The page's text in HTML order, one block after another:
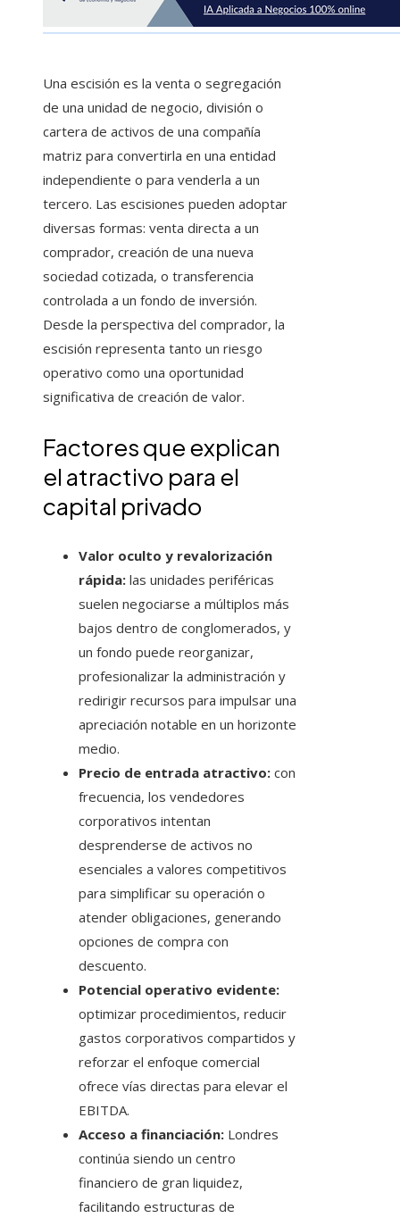
Una escisión es la venta o segregación
de una unidad de negocio, división o
cartera de activos de una compañía
matriz para convertirla en una entidad
independiente o para venderla a un
tercero. Las escisiones pueden adoptar
diversas formas: venta directa a un
comprador, creación de una nueva
sociedad cotizada, o transferencia
controlada a un fondo de inversión.
Desde la perspectiva del comprador, la
escisión representa tanto un riesgo
operativo como una oportunidad
significativa de creación de valor.
Factores que explican
el atractivo para el
capital privado
Valor oculto y revalorización
rápida: las unidades periféricas
suelen negociarse a múltiplos más
bajos dentro de conglomerados, y
un fondo puede reorganizar,
profesionalizar la administración y
redirigir recursos para impulsar una
apreciación notable en un horizonte
medio.
Precio de entrada atractivo: con
frecuencia, los vendedores
corporativos intentan
desprenderse de activos no
esenciales a valores competitivos
para simplificar su operación o
atender obligaciones, generando
opciones de compra con
descuento.
Potencial operativo evidente:
optimizar procedimientos, reducir
gastos corporativos compartidos y
reforzar el enfoque comercial
ofrece vías directas para elevar el
EBITDA.
Acceso a financiación: Londres
continúa siendo un centro
financiero de gran liquidez,
facilitando estructuras de